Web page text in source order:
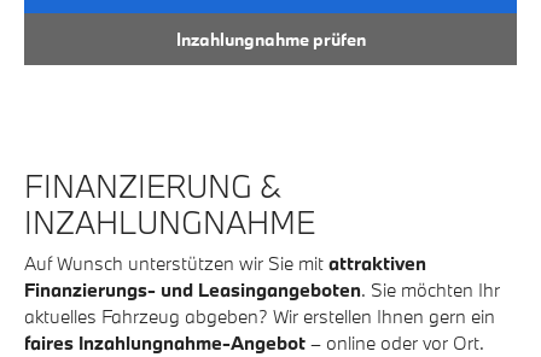
Inzahlungnahme prüfen
FINANZIERUNG &
INZAHLUNGNAHME
Auf Wunsch unterstützen wir Sie mit attraktiven
Finanzierungs- und Leasingangeboten. Sie möchten Ihr
aktuelles Fahrzeug abgeben? Wir erstellen Ihnen gern ein
faires Inzahlungnahme-Angebot – online oder vor Ort.